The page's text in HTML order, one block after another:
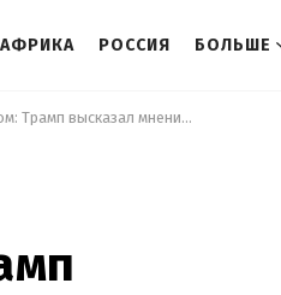
АФРИКА РОССИЯ БОЛЬШЕ
Кто в будущем будет руководить Ираном: Трамп высказал мнение